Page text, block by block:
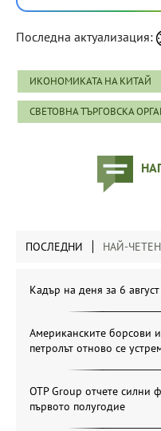
Последна актуализация:
ИКОНОМИКАТА НА КИТАЙ
СВЕТОВНА ТЪРГОВСКА
ПОСЛЕДНИ НАЙ-
Кадър на деня за 6 август
Американските борсови
петролът отново се
OTP Group отчете силни
първото полугодие